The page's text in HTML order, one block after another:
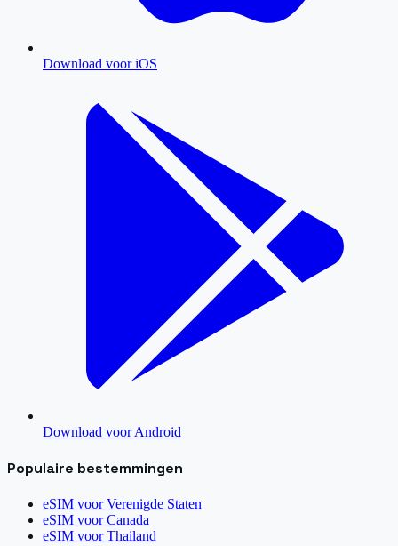
Download voor iOS
Download voor Android
Populaire bestemmingen
eSIM voorVerenigde Staten
eSIM voorCanada
eSIM voorThailand